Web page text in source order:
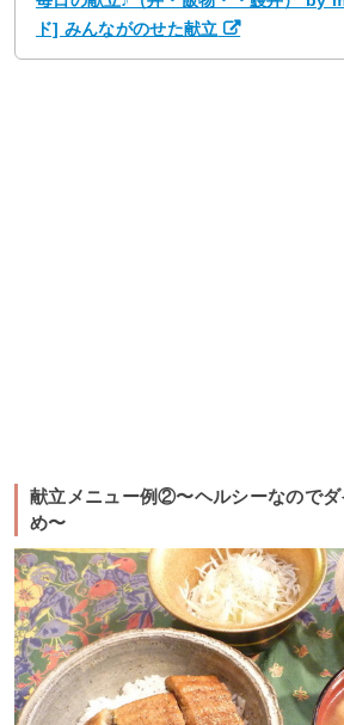
ド] みんながのせた献立
献立メニュー例②〜ヘルシーなので
め〜